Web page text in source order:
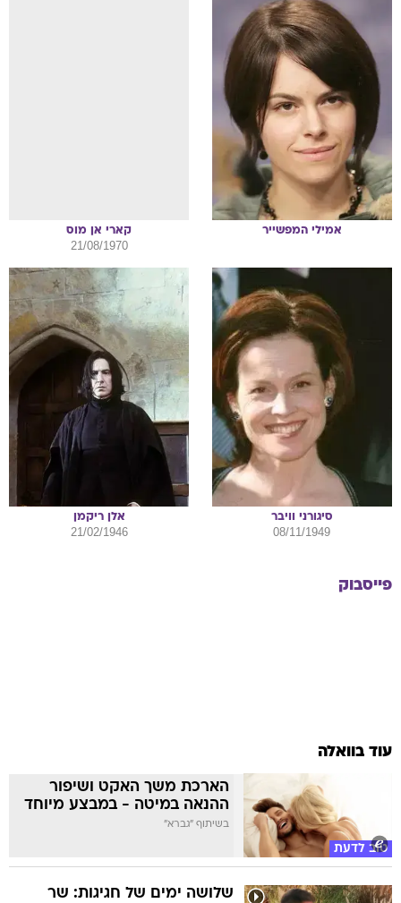
אמילי המפשייר קארי אן מוס
21/08/1970
סיגורני וויבר
08/11/1949
אלן ריקמן
21/02/1946
פייסבוק
עוד בוואלה
טוב לדעת
הארכת משך האקט ושיפור
ההנאה במיטה - במבצע מיוחד
בשיתוף "גברא"
שלושה ימים של חגיגות: שר